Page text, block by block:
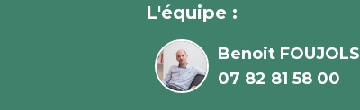
L'équipe :
Benoit FOUJOLS
07 82 81 58 00